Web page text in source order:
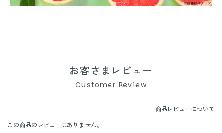
お客さまレビュー
Customer Review
商品レビューについて
この商品のレビューはありません。